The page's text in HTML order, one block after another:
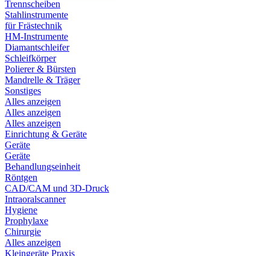
Trennscheiben
Stahlinstrumente
für Frästechnik
HM-Instrumente
Diamantschleifer
Schleifkörper
Polierer & Bürsten
Mandrelle & Träger
Sonstiges
Alles anzeigen
Alles anzeigen
Alles anzeigen
Einrichtung & Geräte
Geräte
Geräte
Behandlungseinheit
Röntgen
CAD/CAM und 3D-Druck
Intraoralscanner
Hygiene
Prophylaxe
Chirurgie
Alles anzeigen
Kleingeräte Praxis